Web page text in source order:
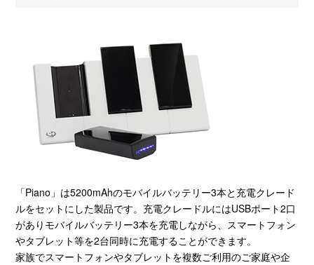
「Piano」は5200mAhのモバイルバッテリー3本と充電クレード
ルをセットにした製品です。充電クレードルにはUSBポート2口
がありモバイルバッテリー3本を充電しながら、スマートフォン
やタブレット等を2台同時に充電することができます。
家族でスマートフォンやタブレットを複数ご利用のご家庭や企